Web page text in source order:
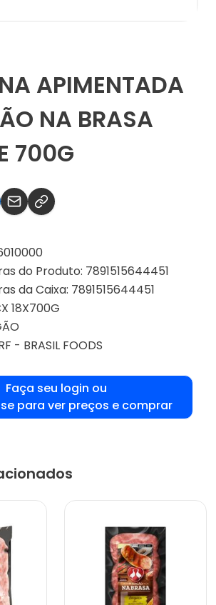
APIMENTADA
NA BRASA
700G
do Produto: 7891515644451
da Caixa: 7891515644451
18X700G
- BRASIL FOODS
Faça seu login ou
para ver preços e comprar